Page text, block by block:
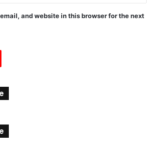
and website in this browser for the next